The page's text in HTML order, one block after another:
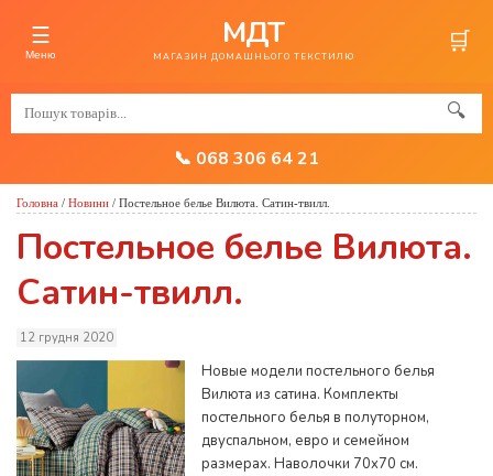
☰
Меню
МДТ
МАГАЗИН ДОМАШНЬОГО ТЕКСТИЛЮ 🛒
🔍
📞 068 306 64 21
Головна / Новини / Постельное белье Вилюта. Сатин-твилл.
Постельное белье Вилюта.
Сатин-твилл.
12 грудня 2020
Новые модели постельного белья
Вилюта из сатина. Комплекты
постельного белья в полуторном,
двуспальном, евро и семейном
размерах. Наволочки 70x70 см.